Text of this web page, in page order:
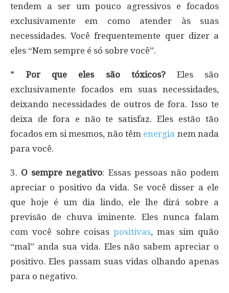
tendem a ser um pouco agressivos e focados
exclusivamente em como atender às suas
necessidades. Você frequentemente quer dizer a
eles “Nem sempre é só sobre você”.
*Por que eles são tóxicos?Eles são
exclusivamente focados em suas necessidades,
deixando necessidades de outros de fora. Isso te
deixa de fora e não te satisfaz. Eles estão tão
focados em si mesmos, não têm energia nem nada
para você.
3. O sempre negativo: Essas pessoas não podem
apreciar o positivo da vida. Se você disser a ele
que hoje é um dia lindo, ele lhe dirá sobre a
previsão de chuva iminente. Eles nunca falam
com você sobre coisaspositivas, mas sim quão
“mal” anda sua vida. Eles não sabem apreciar o
positivo. Eles passam suas vidas olhando apenas
para o negativo.